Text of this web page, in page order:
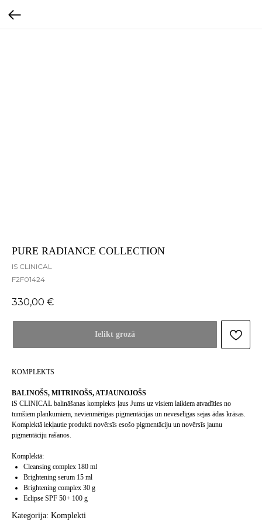
PURE RADIANCE COLLECTION
IS CLINICAL
F2F01424
330,00 €
Ielikt grozā
KOMPLEKTS
BALINOŠS, MITRINOŠS, ATJAUNOJOŠS
iS CLINICAL balināšanas komplekts ļaus Jums uz visiem laikiem atvadīties no
tumšiem plankumiem, nevienmērīgas pigmentācijas un neveselīgas sejas ādas krāsas.
Komplektā iekļautie produkti novērsīs esošo pigmentāciju un novērsīs jaunu
pigmentāciju rašanos.
Komplektā:
Cleansing complex 180 ml
Brightening serum 15 ml
Brightening complex 30 g
Eclipse SPF 50+ 100 g
Kategorija: Komplekti